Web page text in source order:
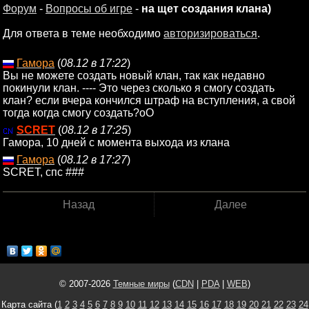
Форум - Вопросы об игре - на щет создания клана)
Для ответа в теме необходимо авторизироваться.
Гамора (08.12 в 17:22)
Вы не можете создать новый клан, так как недавно
покинули клан. ---- Это через сколько я смогу создать
клан? если вчера кончился штраф на вступления, а свой
тогда когда смогу создать?оО
SCRET (08.12 в 17:25)
Гамора, 10 дней с момента выхода из клана
Гамора (08.12 в 17:27)
SCRET, спс ###
Назад Далее
© 2007-2026 Темные миры(CDN PDA| WEB)
Карта сайта (1 2 3 4 5 6 7 8 9 10 11 12 13 14 15 16 17 18 19 20 21 22 23 24